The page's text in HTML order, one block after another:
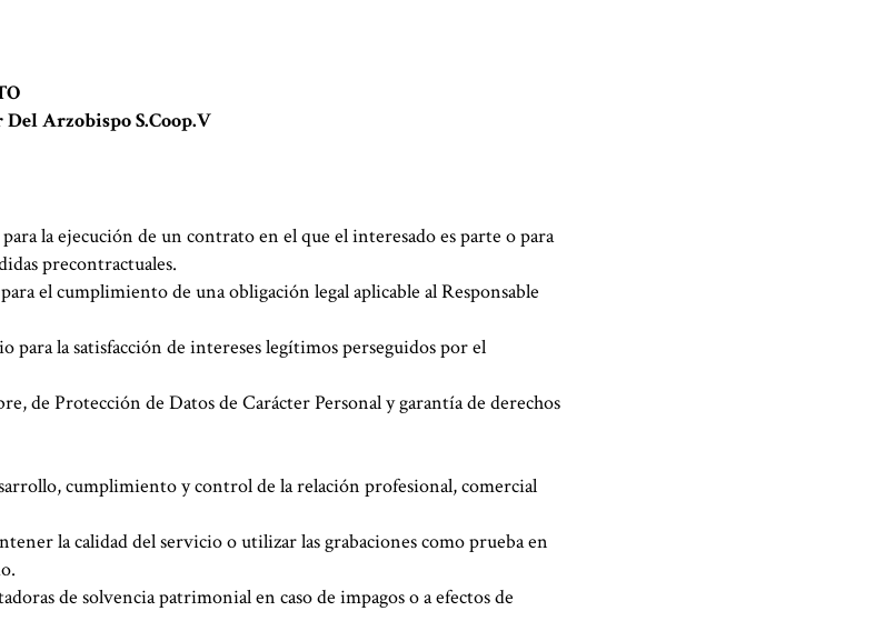
Arzobispo S.Coop.V
la ejecución de un contrato en el que el interesado es parte o para
precontractuales.
el cumplimiento de una obligación legal aplicable al Responsable
para la satisfacción de intereses legítimos perseguidos por el
de Protección de Datos de Carácter Personal y garantía de derechos
cumplimiento y control de la relación profesional, comercial
la calidad del servicio o utilizar las grabaciones como prueba en
de solvencia patrimonial en caso de impagos o a efectos de